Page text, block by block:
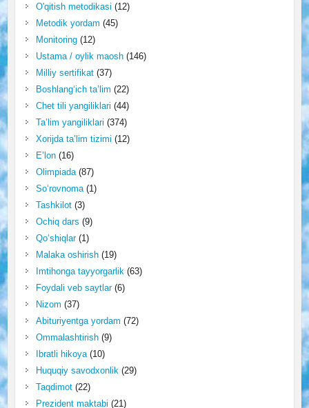
O'qitish metodikasi (12)
Metodik yordam (45)
Monitoring(12)
Ustama / oylik maosh(146)
Milliy sertifikat(37)
Boshlang‘ich ta’lim (22)
Chet tili yangiliklari (44)
Ta’lim yangiliklari (374)
Xorijda ta’lim tizimi (12)
E’lon(16)
Olimpiada(87)
So‘rovnoma(1)
Tashkilot(3)
Ochiq dars (9)
Qo‘shiqlar(1)
Malaka oshirish(19)
Imtihonga tayyorgarlik(63)
Foydali veb saytlar(6)
Nizom (37)
Abituriyentga yordam (72)
Ommalashtirish(9)
Ibratli hikoya(10)
Huquqiy savodxonlik(29)
Taqdimot(22)
Prezident maktabi (21)